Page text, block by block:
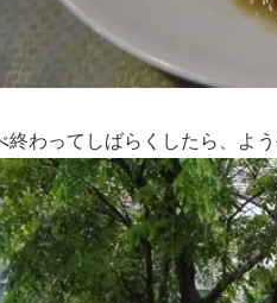
終わってしばらくしたら、よ